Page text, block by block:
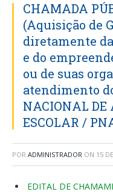
CHAMADA
(Aquisição de
diretamente
e do
ou de suas
atendimento
NACIONAL DE
ESCOLAR /
POR ADMINISTRADOR ON 15
EDITAL DE